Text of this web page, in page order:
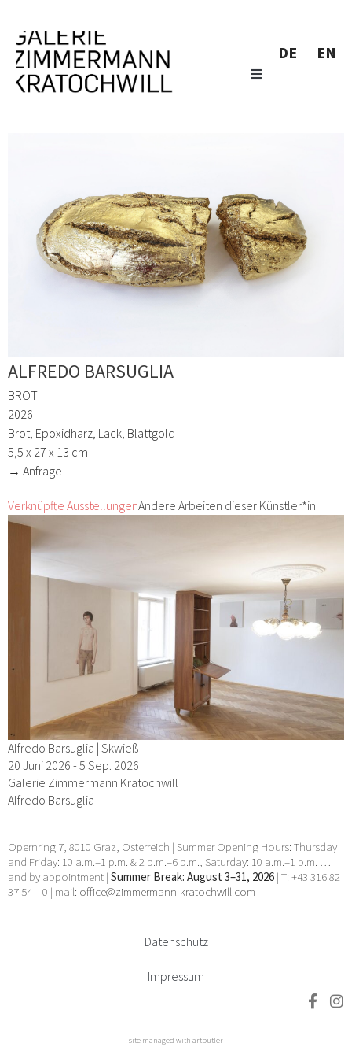
DE EN
ALFREDO BARSUGLIA
BROT
2026
Brot, Epoxidharz, Lack, Blattgold
5,5 x 27 x 13 cm
→ Anfrage
Verknüpfte AusstellungenAndere Arbeiten dieser Künstler*in
Alfredo Barsuglia | Skwieß
20 Juni 2026 - 5 Sep. 2026
Galerie Zimmermann Kratochwill
Alfredo Barsuglia
Opernring 7, 8010 Graz, Österreich | Summer Opening Hours: Thursday
and Friday: 10 a.m.–1 p.m. & 2 p.m.–6 p.m., Saturday: 10 a.m.–1 p.m. …
and by appointment | Summer Break: August 3–31, 2026 | T: +43 316 82
37 54 – 0 | mail: office@zimmermann-kratochwill.com
Datenschutz
Impressum
site managed with artbutler